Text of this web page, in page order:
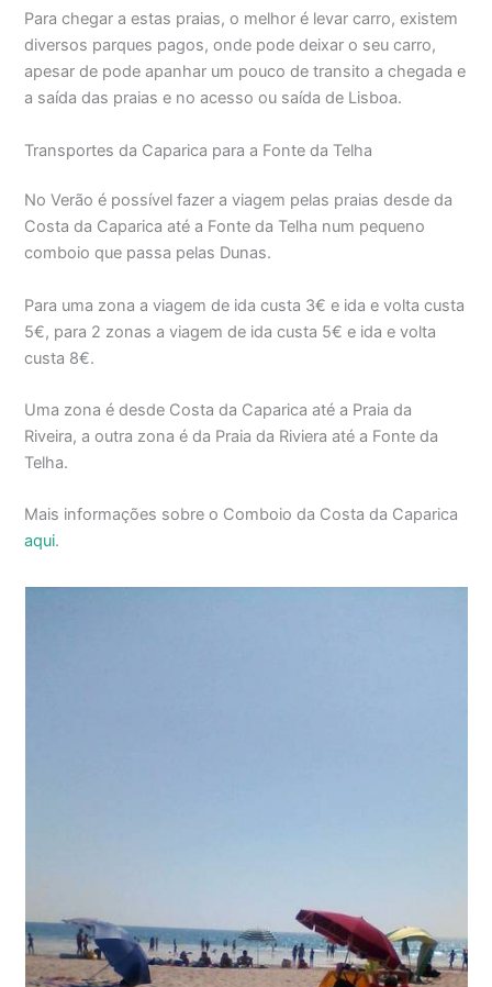
Para chegar a estas praias, o melhor é levar carro, existem
diversos parques pagos, onde pode deixar o seu carro,
apesar de pode apanhar um pouco de transito a chegada e
a saída das praias e no acesso ou saída de Lisboa.
Transportes da Caparica para a Fonte da Telha
No Verão é possível fazer a viagem pelas praias desde da
Costa da Caparica até a Fonte da Telha num pequeno
comboio que passa pelas Dunas.
Para uma zona a viagem de ida custa 3€ e ida e volta custa
5€, para 2 zonas a viagem de ida custa 5€ e ida e volta
custa 8€.
Uma zona é desde Costa da Caparica até a Praia da
Riveira, a outra zona é da Praia da Riviera até a Fonte da
Telha.
Mais informações sobre o Comboio da Costa da Caparica
aqui.